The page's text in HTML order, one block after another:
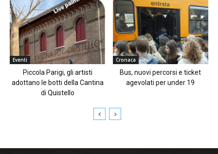
Eventi
Piccola Parigi, gli artisti
adottano le botti della Cantina
di Quistello
Cronaca
Bus, nuovi percorsi e ticket
agevolati per under 19